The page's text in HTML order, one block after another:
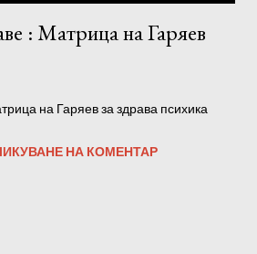
: Матрица на Гаряев
на Гаряев за здрава психика
НА КОМЕНТАР